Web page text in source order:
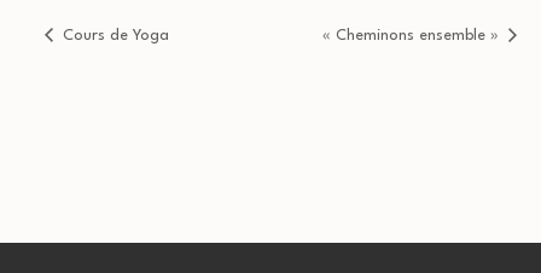
Cours de Yoga « Cheminons ensemble »